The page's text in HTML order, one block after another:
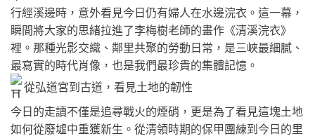
行經溪邊時，意外看見今日仍有婦人在水邊浣衣。這一幕，
瞬間將大家的思緒拉進了李梅樹老師的畫作《清溪浣衣》
裡。那種光影交織、鄰里共聚的勞動日常，是三峽最細膩、
最寫實的時代肖像，也是我們最珍貴的集體記憶。
從弘道宮到古道，看見土地的韌性
今日的走讀不僅是追尋戰火的煙硝，更是為了看見這塊土地
如何從廢墟中重獲新生。從清領時期的保甲團練到今日的里